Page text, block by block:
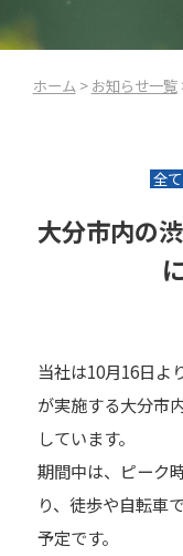
ホーム> お知らせ一覧
全
⼤分市内の
当社は10月16日よ
が実施する⼤分市
しています。
期間中は、ピーク
り、徒歩や自転車
予定です。